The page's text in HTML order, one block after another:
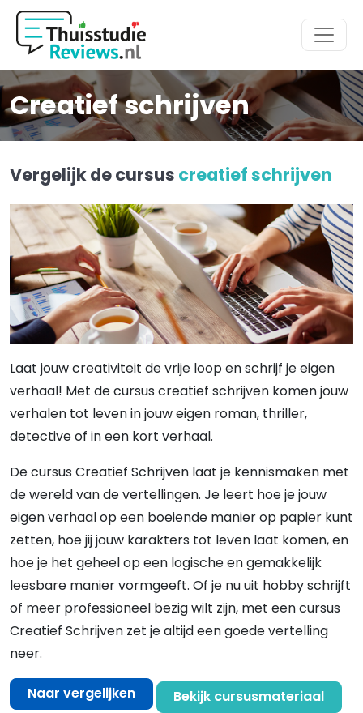
Hoofdmenu
Creatief schrijven
Vergelijk de cursus creatief schrijven
Laat jouw creativiteit de vrije loop en schrijf je eigen
verhaal! Met de cursus creatief schrijven komen jouw
verhalen tot leven in jouw eigen roman, thriller,
detective of in een kort verhaal.
De cursus Creatief Schrijven laat je kennismaken met
de wereld van de vertellingen. Je leert hoe je jouw
eigen verhaal op een boeiende manier op papier kunt
zetten, hoe jij jouw karakters tot leven laat komen, en
hoe je het geheel op een logische en gemakkelijk
leesbare manier vormgeeft. Of je nu uit hobby schrijft
of meer professioneel bezig wilt zijn, met een cursus
Creatief Schrijven zet je altijd een goede vertelling
neer.
Naar vergelijken Bekijk cursusmateriaal